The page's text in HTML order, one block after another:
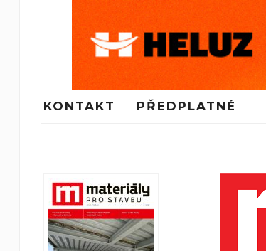
KONTAKT PŘEDPLATNÉ